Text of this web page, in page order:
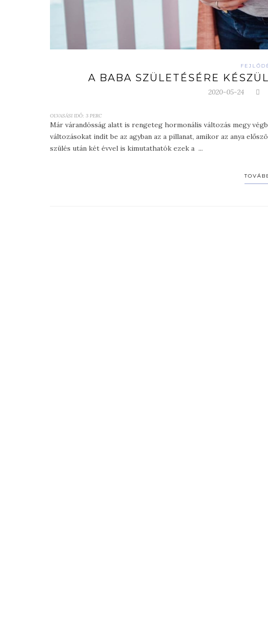
A BABA SZÜLETÉSÉRE
2020-05-24
OLVASÁSI IDŐ: 3 PERC
Már várandósság alatt is rengeteg hormonális változás megy
változásokat indít be az agyban az a pillanat, amikor az anya
szülés után két évvel is kimutathatók ezek a ...